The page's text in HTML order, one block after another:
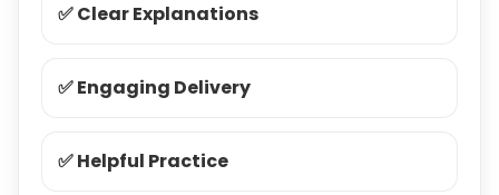
✅ Clear Explanations
✅ Engaging Delivery
✅ Helpful Practice